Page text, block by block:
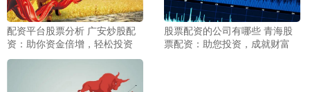
配资平台股票分析 广安炒股配
资：助你资金倍增，轻松投资
股票配资的公司有哪些 青海股
票配资：助您投资，成就财富